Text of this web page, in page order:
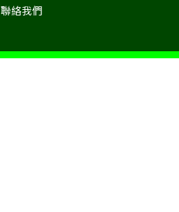
聯絡我們